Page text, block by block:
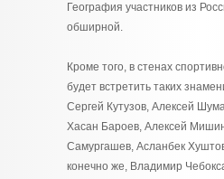
География участников из
обширной.
Кроме того, в стенах
будет встретить таких
Сергей Кутузов, Алексей
Хасан Бароев, Алексей
Самургашев, Асланбек
конечно же, Владимир